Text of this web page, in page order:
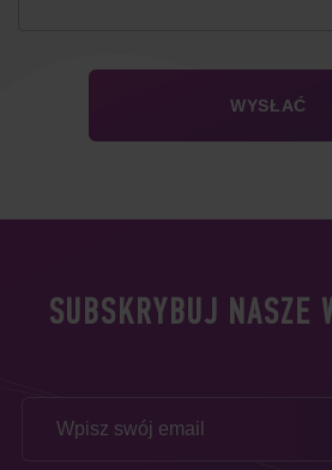
SUBSKRYBUJ NASZE